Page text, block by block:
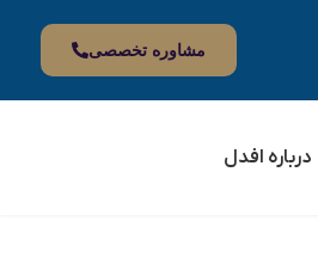
مشاوره تخصصی
درباره افدل